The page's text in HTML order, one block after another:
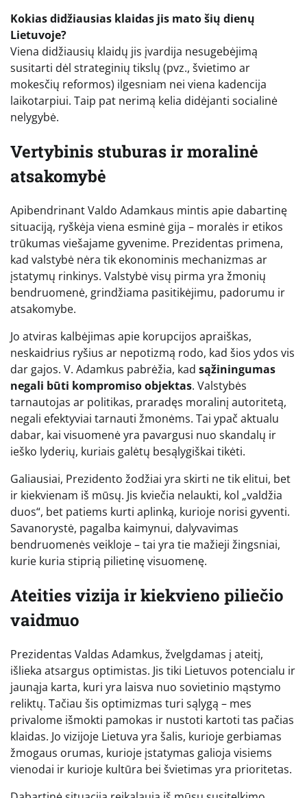
Kokias didžiausias klaidas jis mato šių dienų
Lietuvoje?
Viena didžiausių klaidų jis įvardija nesugebėjimą
susitarti dėl strateginių tikslų (pvz., švietimo ar
mokesčių reformos) ilgesniam nei viena kadencija
laikotarpiui. Taip pat nerimą kelia didėjanti socialinė
nelygybė.
Vertybinis stuburas ir moralinė
atsakomybė
Apibendrinant Valdo Adamkaus mintis apie dabartinę
situaciją, ryškėja viena esminė gija – moralės ir etikos
trūkumas viešajame gyvenime. Prezidentas primena,
kad valstybė nėra tik ekonominis mechanizmas ar
įstatymų rinkinys. Valstybė visų pirma yra žmonių
bendruomenė, grindžiama pasitikėjimu, padorumu ir
atsakomybe.
Jo atviras kalbėjimas apie korupcijos apraiškas,
neskaidrius ryšius ar nepotizmą rodo, kad šios ydos vis
dar gajos. V. Adamkus pabrėžia, kad sąžiningumas
negali būti kompromiso objektas. Valstybės
tarnautojas ar politikas, praradęs moralinį autoritetą,
negali efektyviai tarnauti žmonėms. Tai ypač aktualu
dabar, kai visuomenė yra pavargusi nuo skandalų ir
ieško lyderių, kuriais galėtų besąlygiškai tikėti.
Galiausiai, Prezidento žodžiai yra skirti ne tik elitui, bet
ir kiekvienam iš mūsų. Jis kviečia nelaukti, kol „valdžia
duos“, bet patiems kurti aplinką, kurioje norisi gyventi.
Savanorystė, pagalba kaimynui, dalyvavimas
bendruomenės veikloje – tai yra tie mažieji žingsniai,
kurie kuria stiprią pilietinę visuomenę.
Ateities vizija ir kiekvieno piliečio
vaidmuo
Prezidentas Valdas Adamkus, žvelgdamas į ateitį,
išlieka atsargus optimistas. Jis tiki Lietuvos potencialu ir
jaunąja karta, kuri yra laisva nuo sovietinio mąstymo
reliktų. Tačiau šis optimizmas turi sąlygą – mes
privalome išmokti pamokas ir nustoti kartoti tas pačias
klaidas. Jo vizijoje Lietuva yra šalis, kurioje gerbiamas
žmogaus orumas, kurioje įstatymas galioja visiems
vienodai ir kurioje kultūra bei švietimas yra prioritetas.